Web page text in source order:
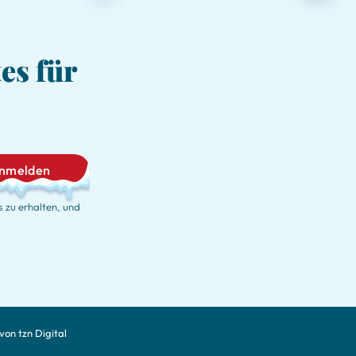
für
zu erhalten, und
tzn Digital